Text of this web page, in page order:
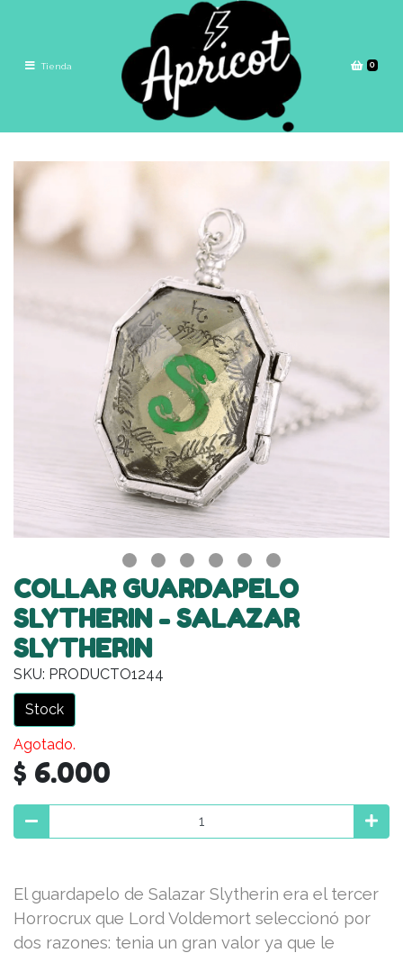
Tienda 0
COLLAR GUARDAPELO
SLYTHERIN - SALAZAR
SLYTHERIN
SKU: PRODUCTO1244
Stock
Agotado.
$ 6.000
El guardapelo de Salazar Slytherin era el tercer
Horrocrux que Lord Voldemort seleccionó por
dos razones: tenia un gran valor ya que le